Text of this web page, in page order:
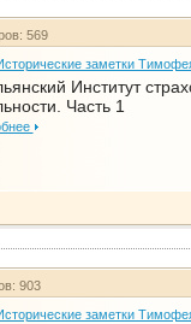
569
заметки
Институт
Часть 1
903
заметки